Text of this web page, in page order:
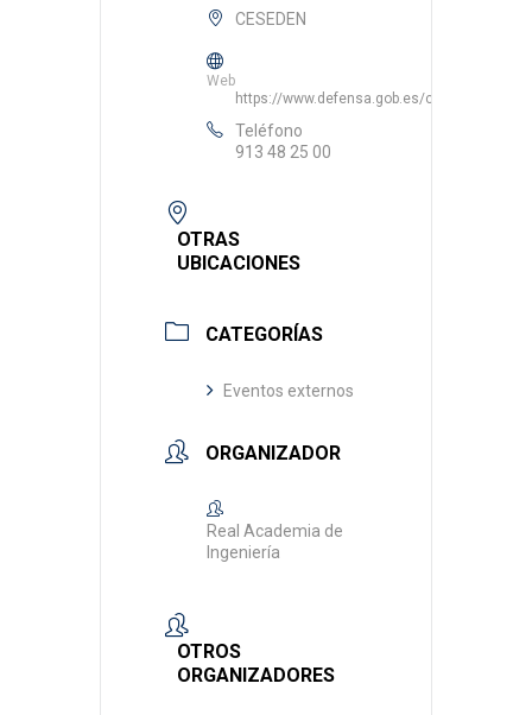
CESEDEN
Web
https://www.defensa.gob.es/ceseden/
Teléfono
913 48 25 00
OTRAS
UBICACIONES
CATEGORÍAS
Eventos externos
ORGANIZADOR
Real Academia de
Ingeniería
OTROS
ORGANIZADORES